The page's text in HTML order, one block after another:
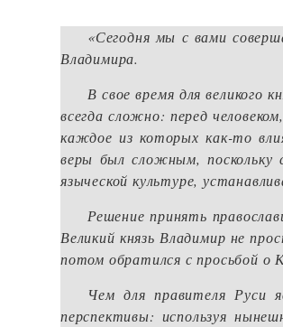
«Сегодня мы с вами
Владимира.
В свое время для
всегда сложно: перед
каждое из которых как-то
веры был сложным,
языческой культуре,
Решение принять
Великий князь Владимир не
потом обратился с просьбой о
Чем для правителя Руси
перспективы: используя